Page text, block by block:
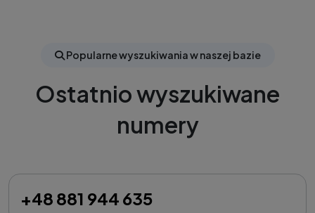
Popularne wyszukiwania w naszej bazie
Ostatnio wyszukiwane
numery
+48 881 944 635